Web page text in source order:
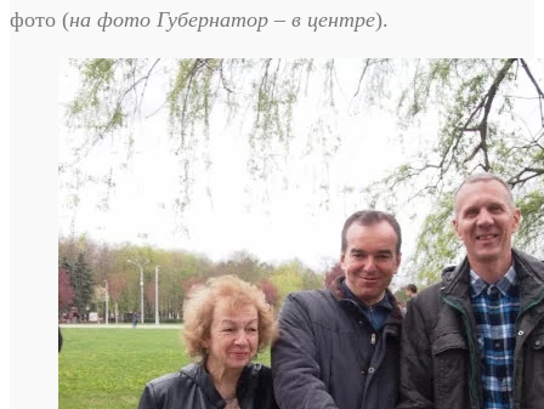
фото (на фото Губернатор – в центре).